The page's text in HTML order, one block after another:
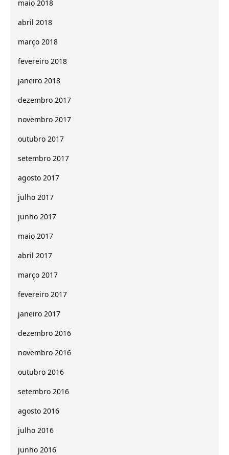
maio 2018
abril 2018
março 2018
fevereiro 2018
janeiro 2018
dezembro 2017
novembro 2017
outubro 2017
setembro 2017
agosto 2017
julho 2017
junho 2017
maio 2017
abril 2017
março 2017
fevereiro 2017
janeiro 2017
dezembro 2016
novembro 2016
outubro 2016
setembro 2016
agosto 2016
julho 2016
junho 2016